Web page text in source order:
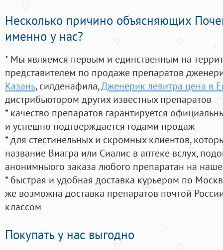
Несколько причино объясняющих
именно у нас?
* Мы являемся первым и единственным на
представителем по продаже препаратов
Казань, силденафила,Дженерик левитра цена в
дистрибьютором других известных препаратов
* качество препаратов гарантируется
и успешно подтверждается годами продаж
* для стестинельных и скромных клиентов,
название Виагра или Сиалис в аптеке вслух,
анонимныого заказа любого препаратан на
* быстрая и удобная доставка курьером по
же возможна доставка препаратов почтой
классом
Покупать у нас выгодно